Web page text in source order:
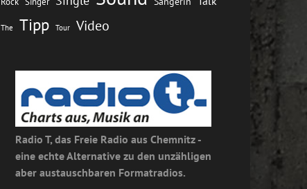
The Tipp Tour Video
Radio T, das Freie Radio aus Chemnitz -
eine echte Alternative zu den unzähligen
aber austauschbaren Formatradios.